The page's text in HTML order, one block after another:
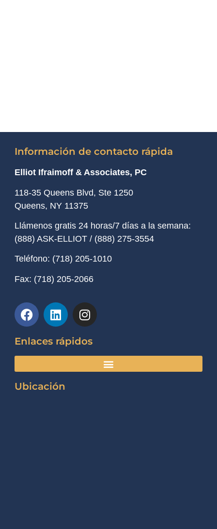
Información de contacto rápida
Elliot Ifraimoff & Associates, PC
118-35 Queens Blvd, Ste 1250
Queens, NY 11375
Llámenos gratis 24 horas/7 días a la semana:
(888) ASK-ELLIOT / (888) 275-3554
Teléfono: (718) 205-1010
Fax: (718) 205-2066
Enlaces rápidos
Ubicación